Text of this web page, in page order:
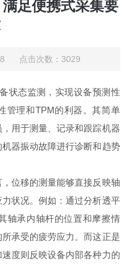
足便携式采集要
点击次数：3029
状态监测，实现设备预测性
管理和TPM的利器。其简单
用于测量、记录和跟踪机器
器振动故障进行诊断和趋势
位移的测量能够直接反映轴
状况。例如：通过分析透平
轴承内轴杆的位置和摩擦情
承受的疲劳应力。而这正是
度则反映设备内部各种力的